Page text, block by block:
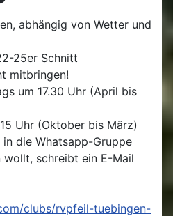
abhängig von Wetter und
25er Schnitt
mitbringen!
um 17.30 Uhr (April bis
Uhr (Oktober bis März)
die Whatsapp-Gruppe
schreibt ein E-Mail
clubs/rvpfeil-tuebingen-